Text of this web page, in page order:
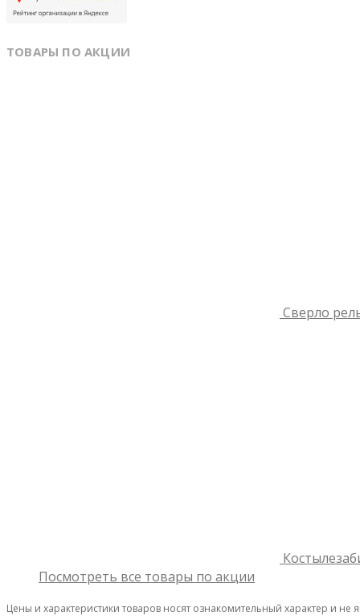
ТОВАРЫ ПО АКЦИИ
Сверло
Посмотреть все товары по акции
Цены и характеристики товаров носят ознакомительный характер и не